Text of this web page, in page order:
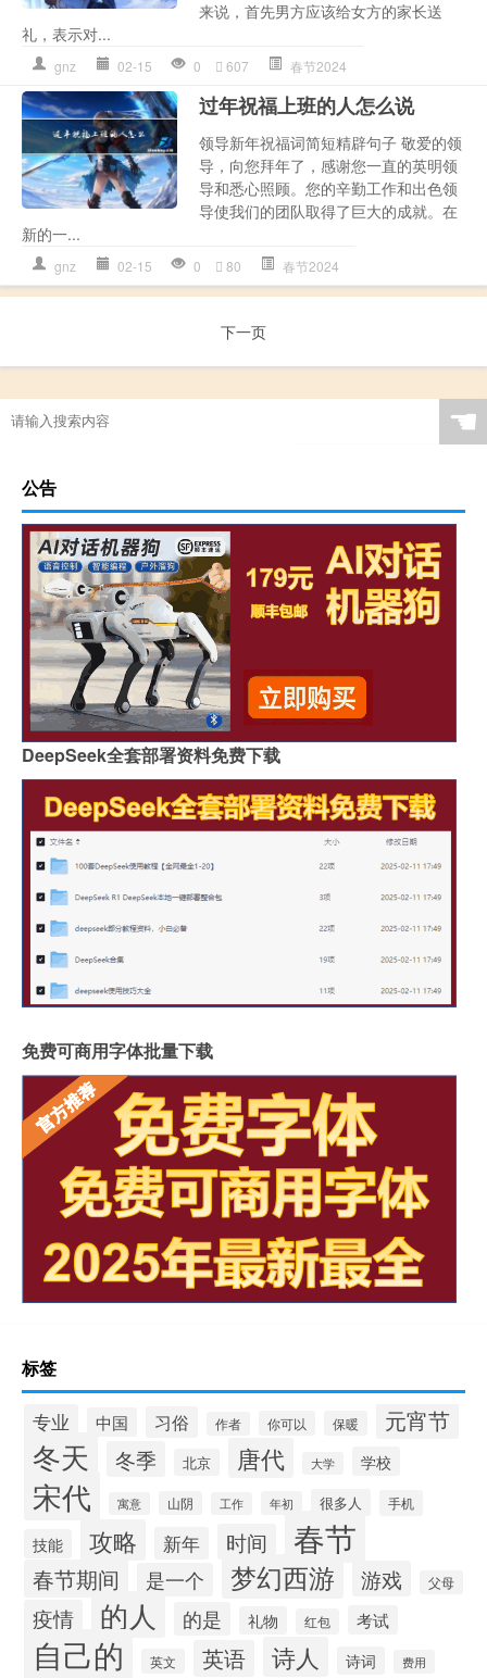
来说，首先男方应该给女方的家长送
礼，表示对...
gnz 02-15 0 607 春节2024
过年祝福上班的人怎么说
领导新年祝福词简短精辟句子 敬爱的领
导，向您拜年了，感谢您一直的英明领
导和悉心照顾。您的辛勤工作和出色领
导使我们的团队取得了巨大的成就。在
新的一...
gnz 02-15 0 80 春节2024
下一页
☚
公告
DeepSeek全套部署资料免费下载
免费可商用字体批量下载
标签
专业 中国 习俗 作者 你可以 保暖 元宵节
冬天 冬季 北京 唐代 大学 学校
宋代 寓意 山阴 工作 年初 很多人 手机
技能 攻略 新年 时间 春节
春节期间 是一个 梦幻西游 游戏 父母
疫情 的人 的是 礼物 红包 考试
自己的 英文 英语 诗人 诗词 费用